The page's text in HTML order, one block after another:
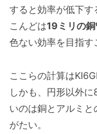
すると効率が低下す
こんどは19ミリの
色ない効率を目指す
ここらの計算は
しかも、円形以外
いのは銅とアルミと
がたい。